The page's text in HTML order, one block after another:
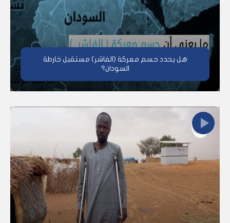
هل يحدد حسم معركة (الفاشر) مستقبل خارطة
السودان؟